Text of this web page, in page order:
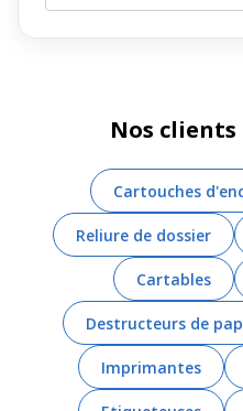
Nos
Cartouches
Reliure de dossier
Cartables
Destructeurs de
Imprimantes